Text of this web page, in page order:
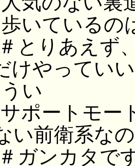
いているの
とりあえず
けやって
い
ポートモー
い前衛系な
ガンカタで